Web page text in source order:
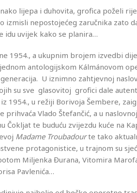
lijepa i duhovita, grofica poželi
nepostojećeg zaručnika zato
idu uvijek kako se planira…
1954., a ukupnim brojem izvedbi
antologijskom Kálmánovom
U iznimno zahtjevnoj
su sve glasovitoj grofici dale
1954., u režiji Borivoja Šembere,
prihvaća Vlado Štefančić, a u
Čokljat te buduću zvijezdu kuće na
Madame Troubadourte tako
protagonistice, u trajnom su
Miljenka Đurana, Vitomira
Pavlenića…